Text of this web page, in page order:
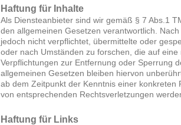
Haftung für Inhalte
Als Diensteanbieter sind wir gemäß § 7 Abs.1
den allgemeinen Gesetzen verantwortlich.
jedoch nicht verpflichtet, übermittelte oder
oder nach Umständen zu forschen, die auf eine
Verpflichtungen zur Entfernung oder Sperrung
allgemeinen Gesetzen bleiben hiervon
ab dem Zeitpunkt der Kenntnis einer konkreten
von entsprechenden Rechtsverletzungen
Haftung für Links